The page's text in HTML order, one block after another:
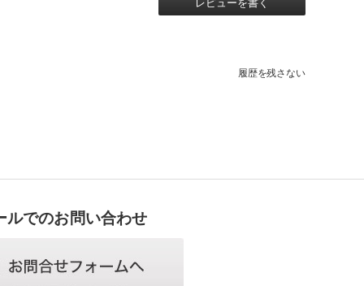
レビューを書く
履歴を残さない
ルでのお問い合わせ